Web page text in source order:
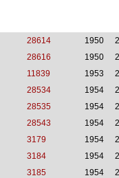
28614 1950
28616 1950
11839 1953
28534 1954
28535 1954
28543 1954
3179 1954
3184 1954
3185 1954